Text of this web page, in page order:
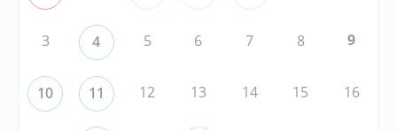
3 4 5 6 7 8 9
10 11 12 13 14 15 16